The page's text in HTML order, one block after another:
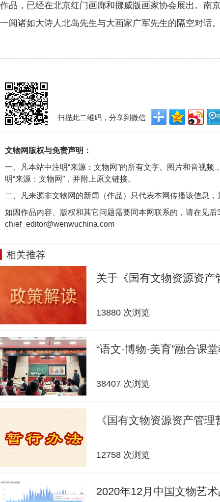
作品，已经在北京红门画廊和挪威版画家协会展出。南
一闻诸如大诗人北岛先生与大画家广军先生的隔空对话
扫描此二维码，分享到微信
文物网版权与免责声明：
一、凡本站中注明“来源：文物网”的所有文字、图片和音视
明“来源：文物网”，并附上原文链接。
二、凡来源非文物网的新闻（作品）只代表本网传播该信息
如因作品内容、版权和其它问题需要同本网联系的，请在见后
chief_editor@wenwuchina.com
相关推荐
关于《国有文物资源资
13880 次浏览
“语文·博物·美育”融合课
38407 次浏览
《国有文物资源资产管
12758 次浏览
2020年12月中国文物艺